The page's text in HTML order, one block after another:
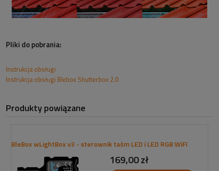
Pliki do pobrania:
Instrukcja obsługi
Instrukcja obsługi Blebox Shutterbox 2.0
Produkty powiązane
BleBox wLightBox v3 - sterownik taśm LED i LED RGB WiFI
169,00 zł